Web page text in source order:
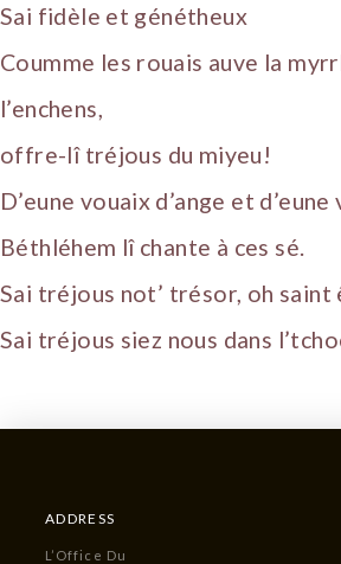
Sai fidèle et génétheux
Coumme les rouais auve la
l’enchens,
offre-lî tréjous du miyeu!
D’eune vouaix d’ange et d’eune
Béthléhem lî chante à ces sé.
Sai tréjous not’ trésor, oh saint
Sai tréjous siez nous dans
ADDRESS
L’Office Du